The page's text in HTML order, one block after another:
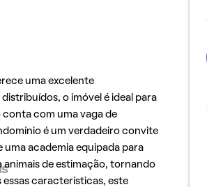
uma excelente
o imóvel é ideal para
conta com uma vaga de
é um verdadeiro convite
academia equipada para
animais de estimação, tornando
essas características, este